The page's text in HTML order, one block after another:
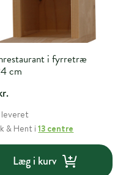
i fyrretræ
cm
leveret
& Hent i13 centre
Læg i kurv